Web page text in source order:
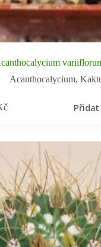
Acanthocalycium,